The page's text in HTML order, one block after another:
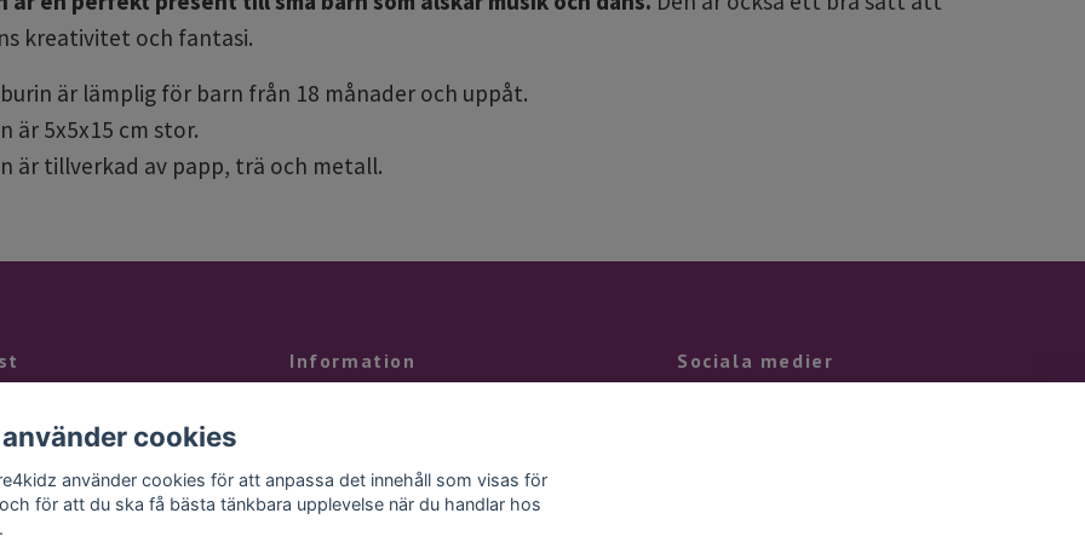
kreativitet och fantasi.
är lämplig för barn från 18 månader och uppåt.
är 5x5x15 cm stor.
är tillverkad av papp, trä och metall.
dagtid eller mailar till
Information
Butiken
Sociala medier
cookies
använder cookies för att anpassa det innehåll som visas för
för att du ska få bästa tänkbara upplevelse när du handlar hos